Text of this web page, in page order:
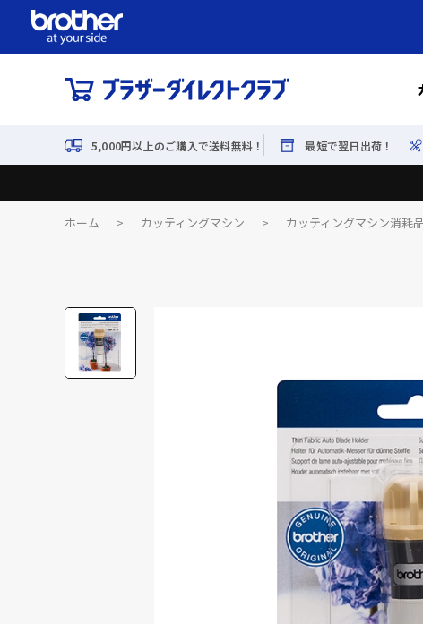
5,000円以上のご購入で送料無料！ 最短で翌日出荷！
ホーム > カッティングマシン > カッティングマシン消耗